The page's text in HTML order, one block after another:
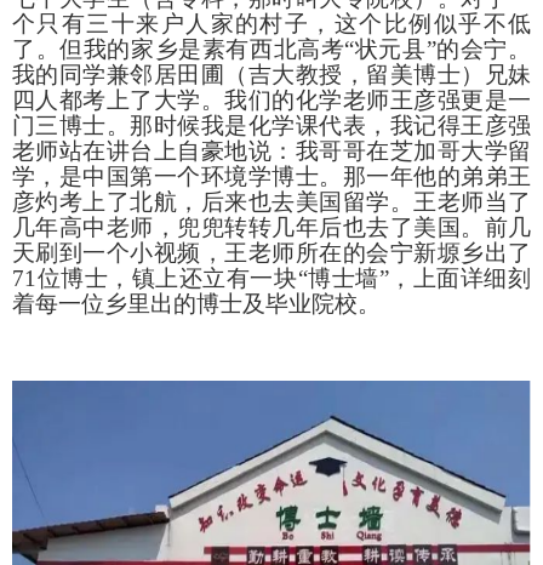
个只有三十来户人家的村子，这个比例似乎不低
了。但我的家乡是素有西北高考“状元县”的会宁。
我的同学兼邻居田圃（吉大教授，留美博士）兄妹
四人都考上了大学。我们的化学老师王彦强更是一
门三博士。那时候我是化学课代表，我记得王彦强
老师站在讲台上自豪地说：我哥哥在芝加哥大学留
学，是中国第一个环境学博士。那一年他的弟弟王
彦灼考上了北航，后来也去美国留学。王老师当了
几年高中老师，兜兜转转几年后也去了美国。前几
天刷到一个小视频，王老师所在的会宁新塬乡出了
71 位博士，镇上还立有一块“博士墙”，上面详细刻
着每一位乡里出的博士及毕业院校。